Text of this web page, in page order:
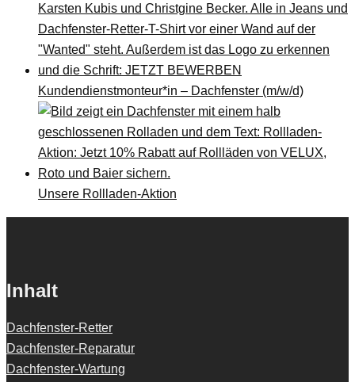
Kundendienstmonteur*in – Dachfenster (m/w/d)
Unsere Rollladen-Aktion
Inhalt
Dachfenster-Retter
Dachfenster-Reparatur
Dachfenster-Wartung